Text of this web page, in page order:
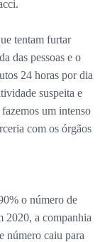
tentam furtar
das pessoas e o
24 horas por dia
suspeita e
um intenso
com os órgãos
o número de
2020, a companhia
número caiu para